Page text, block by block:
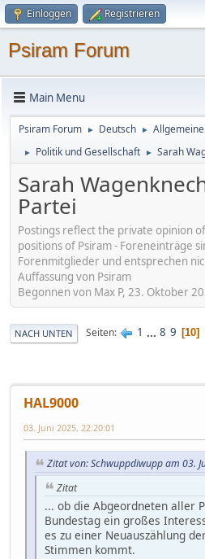
Einloggen Registrieren
Psiram Forum
Main Menu
Psiram Forum ► Deutsch ►
► Politik und Gesellschaft ► Sarah
Sarah
Partei
Postings reflect the private opinion
positions of Psiram - Foreneinträge
Forenmitglieder und entsprechen
Auffassung von Psiram
Begonnen von Max P, 23. Oktober
NACH UNTEN Seiten 1 ... 8 9 10
HAL9000
03. Juni 2025, 22:20:01
Zitat von: Schwuppdiwupp am 03.
Zitat
... ob die Abgeordneten aller
Bundestag ein großes
es zu einer Neuauszählung
Stimmen kommt.